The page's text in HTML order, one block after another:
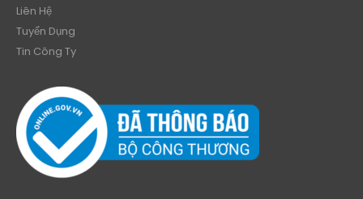
Liên Hệ
Tuyển Dụng
Tin Công Ty